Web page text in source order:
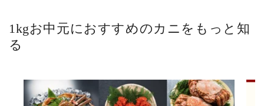
1kgお中元におすすめのカニをもっと知
る